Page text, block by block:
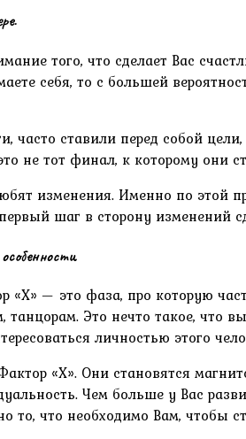
того, что сделает Вас
себя, то с большей
ставили перед собой
не тот финал, к которому они
изменения. Именно по этой
шаг в сторону изменений
«X» — это фаза, про которую
Это нечто такое, что
личностью этого
«X». Они становятся
Чем больше у Вас
то, что необходимо Вам, чтобы